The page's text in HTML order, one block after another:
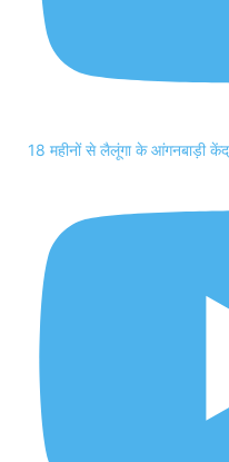
18 महीनों से लैलूंगा के आंगनबाड़ी केंद्र